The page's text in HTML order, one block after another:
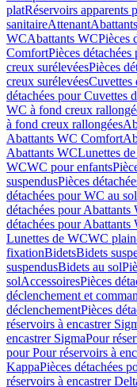
platRéservoirs apparents
sanitaireAttenant
WCAbattants WCPièces
ComfortPièces
creux surélevéesPièces
creux surélevéesCuvettes
détachées pour Cuvettes
WC à fond creux
à fond creux rallongées
Abattants WC Comfort
Abattants WCLunettes
WCWC pour enfants
suspendusPièces
détachées pour WC au sol
détachées pour Abattants
détachées pour Abattants
Lunettes de WCWC
fixationBidetsBidets
suspendusBidets au sol
solAccessoiresPièces
déclenchement et
déclenchementPièces
réservoirs à encastrer
encastrer SigmaPour
pour Pour réservoirs à
KappaPièces détachées
réservoirs à encastrer